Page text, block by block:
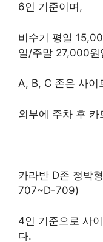
6인 기준이며,
비수기 평일
일/주말 27,000원
A, B, C 존은 사이
외부에 주차 후
카라반 D존 정박
707~D-709)
4인 기준으로 사
다.